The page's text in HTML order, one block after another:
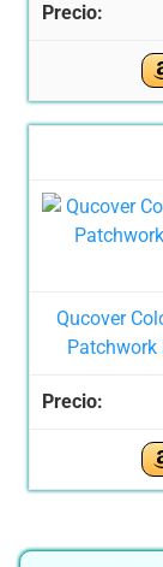
Qucover
Patchwork